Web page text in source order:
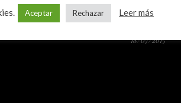
View All
18/07/2015
Aceptar Rechazar Leer más